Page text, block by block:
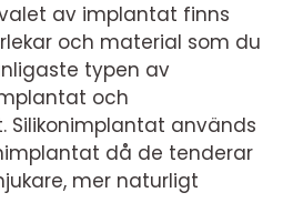
av implantat finns
och material som du
typen av
och
används
då de tenderar
mer naturligt